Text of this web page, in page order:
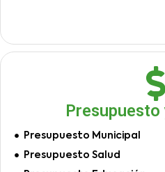
Presupuesto Municipal
Presupuesto Salud